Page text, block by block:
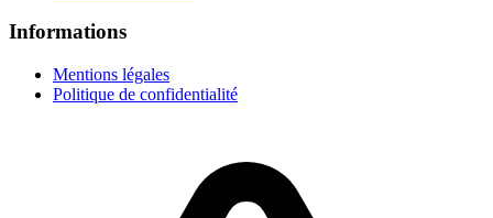
Informations
Mentions légales
Politique de confidentialité